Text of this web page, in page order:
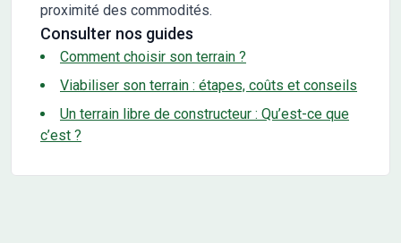
proximité des commodités.
Consulter nos guides
Comment choisir son terrain ?
Viabiliser son terrain : étapes, coûts et conseils
Un terrain libre de constructeur : Qu’est-ce que
c’est ?